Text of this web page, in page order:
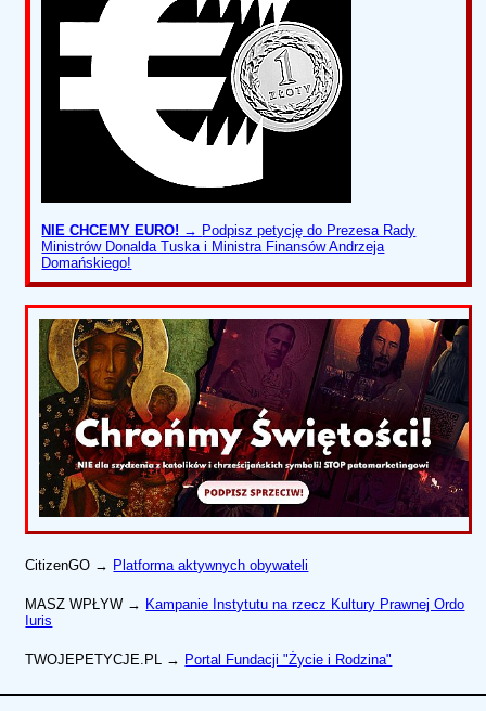
NIE CHCEMY EURO! → Podpisz petycję do Prezesa Rady
Ministrów Donalda Tuska i Ministra Finansów Andrzeja
Domańskiego!
CitizenGO → Platforma aktywnych obywateli
MASZ WPŁYW → Kampanie Instytutu na rzecz Kultury Prawnej Ordo
Iuris
TWOJEPETYCJE.PL → Portal Fundacji "Życie i Rodzina"